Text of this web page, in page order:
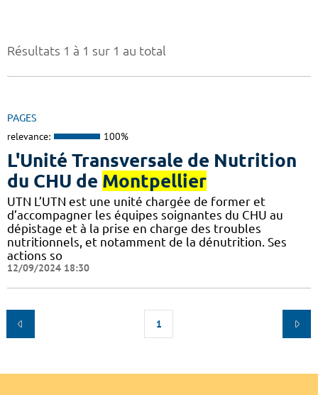
Résultats 1 à 1 sur 1 au total
PAGES
relevance: 100%
L'Unité Transversale de Nutrition
du CHU de Montpellier
UTN L’UTN est une unité chargée de former et
d’accompagner les équipes soignantes du CHU au
dépistage et à la prise en charge des troubles
nutritionnels, et notamment de la dénutrition. Ses
actions so
12/09/2024 18:30
1